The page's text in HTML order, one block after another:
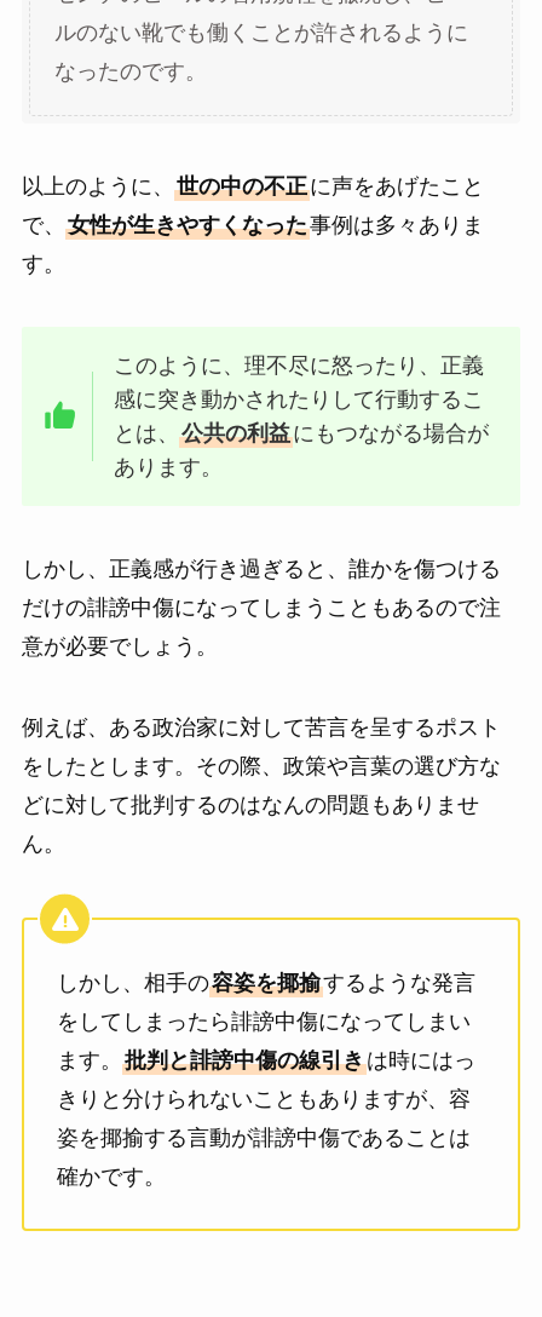
ルのない靴でも働くことが許されるように
なったのです。
以上のように、 世の中の不正に声をあげたこと
で、 女性が生きやすくなった事例は多々ありま
す。
このように、理不尽に怒ったり、正義
感に突き動かされたりして行動するこ
とは、公共の利益にもつながる場合が
あります。
しかし、正義感が行き過ぎると、誰かを傷つける
だけの誹謗中傷になってしまうこともあるので注
意が必要でしょう。
例えば、ある政治家に対して苦言を呈するポスト
をしたとします。その際、政策や言葉の選び方な
どに対して批判するのはなんの問題もありませ
ん。
しかし、相手の容姿を揶揄するような発言
をしてしまったら誹謗中傷になってしまい
ます。 批判と誹謗中傷の線引きは時にはっ
きりと分けられないこともありますが、容
姿を揶揄する言動が誹謗中傷であることは
確かです。